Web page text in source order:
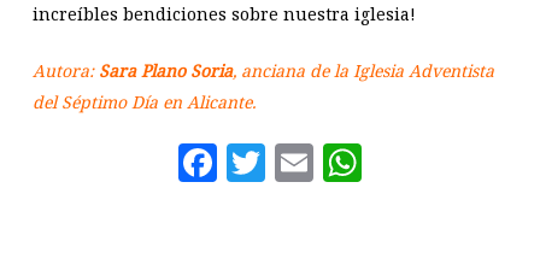
increíbles bendiciones sobre nuestra iglesia!
Autora: Sara Plano Soria, anciana de la Iglesia Adventista
del Séptimo Día en Alicante.
Facebook
Twitter
Email